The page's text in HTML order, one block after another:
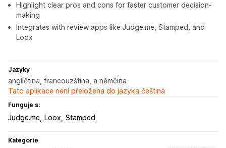
Highlight clear pros and cons for faster customer decision-
making
Integrates with review apps like Judge.me, Stamped, and
Loox
Jazyky
angličtina, francouzština, a němčina
Tato aplikace není přeložena do jazyka čeština
Funguje s:
Judge.me Loox Stamped
Kategorie